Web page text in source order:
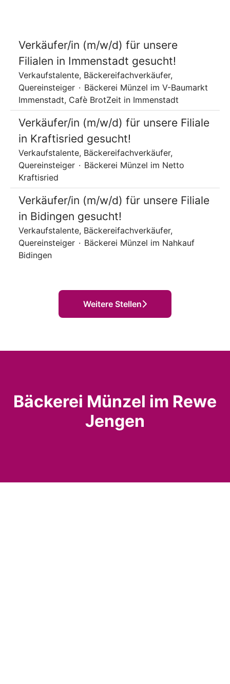
Verkäufer/in (m/w/d) für unsere
Filialen in Immenstadt gesucht!
Verkaufstalente, Bäckereifachverkäufer,
Quereinsteiger · Bäckerei Münzel im V-Baumarkt
Immenstadt, Cafè BrotZeit in Immenstadt
Verkäufer/in (m/w/d) für unsere Filiale
in Kraftisried gesucht!
Verkaufstalente, Bäckereifachverkäufer,
Quereinsteiger · Bäckerei Münzel im Netto
Kraftisried
Verkäufer/in (m/w/d) für unsere Filiale
in Bidingen gesucht!
Verkaufstalente, Bäckereifachverkäufer,
Quereinsteiger · Bäckerei Münzel im Nahkauf
Bidingen
Weitere Stellen
Bäckerei Münzel im Rewe
Jengen